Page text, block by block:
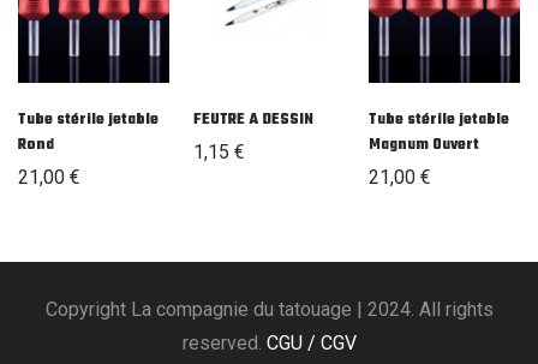
Tube stérile jetable
Rond
21,00 €
FEUTRE A DESSIN
1,15 €
Tube stérile jetable
Magnum Ouvert
21,00 €
Copyright La compagnie du tatouage | 2024. All rights
reserved. CGU / CGV